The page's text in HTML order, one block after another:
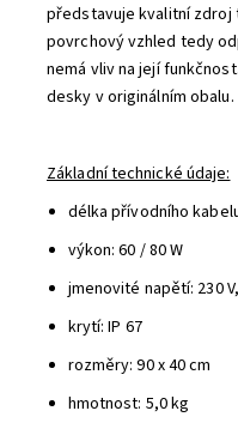
představuje kvalitní zdroj
povrchový vzhled tedy
nemá vliv na její
desky v originálním obalu.
Základní technické údaje:
délka přívodního
výkon: 60 / 80 W
jmenovité napětí: 230
krytí: IP 67
rozměry: 90 x 40 cm
hmotnost: 5,0 kg